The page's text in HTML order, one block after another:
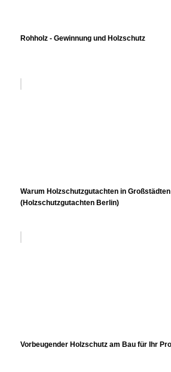
Rohholz - Gewinnung und Holzschutz
Warum Holzschutzgutachten in
(Holzschutzgutachten Berlin)
Vorbeugender Holzschutz am Bau für Ihr